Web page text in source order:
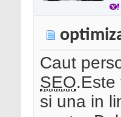
Caut
SEO.Este
si una in